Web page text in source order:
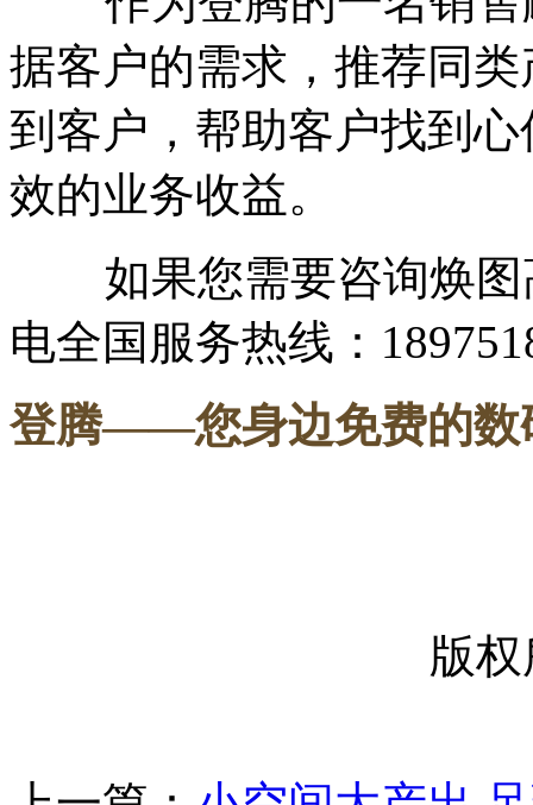
据客户的需求，推荐同
到客户，帮助客户找到
效的业务收益。
如果您需要咨询焕图
电全国服务热线：
登腾——您身边免费的数
版